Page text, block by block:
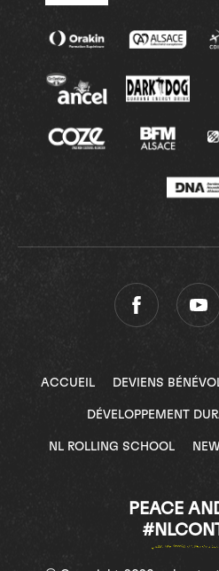
ACCUEIL DEVIENS
DÉVELOPPEMENT
NL ROLLING SCHOOL
PEACE